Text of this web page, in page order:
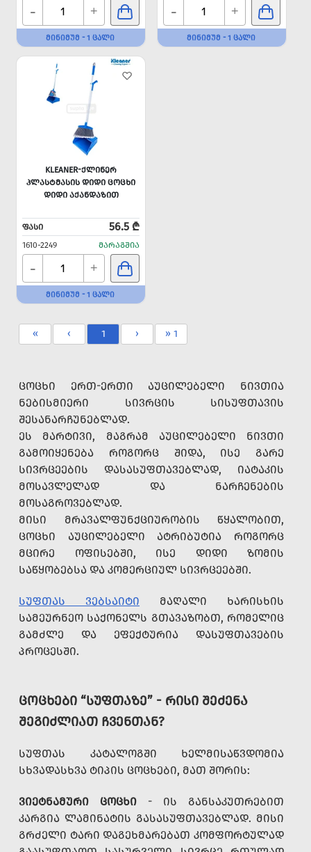
- +
ᲛᲘᲜᲘᲛᲣᲛ - 1 ᲪᲐᲚᲘ
- +
ᲛᲘᲜᲘᲛᲣᲛ - 1 ᲪᲐᲚᲘ
KLEANER-ᲥᲚᲘᲜᲔᲠ
ᲞᲚᲐᲡᲢᲛᲐᲡᲘᲡ ᲓᲘᲓᲘ ᲪᲝᲪᲮᲘ
ᲓᲘᲓᲘ ᲐᲥᲐᲜᲓᲐᲖᲘᲗ
ᲤᲐᲡᲘ 56.5 ₾
1610-2249 ᲛᲐᲠᲐᲒᲨᲘᲐ
- +
ᲛᲘᲜᲘᲛᲣᲛ - 1 ᲪᲐᲚᲘ
« ‹ 1 › » 1
ᲪᲝᲪᲮᲘ ᲔᲠᲗ-ᲔᲠᲗᲘ ᲐᲣᲪᲘᲚᲔᲑᲔᲚᲘ ᲜᲘᲕᲗᲘᲐ
ᲜᲔᲑᲘᲡᲛᲘᲔᲠᲘ ᲡᲘᲕᲠᲪᲘᲡ ᲡᲘᲡᲣᲤᲗᲐᲕᲘᲡ
ᲨᲔᲡᲐᲜᲐᲠᲩᲣᲜᲔᲑᲚᲐᲓ.
ᲔᲡ ᲛᲐᲠᲢᲘᲕᲘ, ᲛᲐᲒᲠᲐᲛ ᲐᲣᲪᲘᲚᲔᲑᲔᲚᲘ ᲜᲘᲕᲗᲘ
ᲒᲐᲛᲝᲘᲧᲔᲜᲔᲑᲐ ᲠᲝᲒᲝᲠᲪ ᲨᲘᲓᲐ, ᲘᲡᲔ ᲒᲐᲠᲔ
ᲡᲘᲕᲠᲪᲔᲔᲑᲘᲡ ᲓᲐᲡᲐᲡᲣᲤᲗᲐᲕᲔᲑᲚᲐᲓ, ᲘᲐᲢᲐᲙᲘᲡ
ᲛᲝᲡᲐᲕᲚᲔᲚᲐᲓ ᲓᲐ ᲜᲐᲠᲩᲔᲜᲔᲑᲘᲡ
ᲛᲝᲡᲐᲒᲠᲝᲕᲔᲑᲚᲐᲓ.
ᲛᲘᲡᲘ ᲛᲠᲐᲕᲐᲚᲤᲣᲜᲥᲪᲘᲣᲠᲝᲑᲘᲡ ᲬᲧᲐᲚᲝᲑᲘᲗ,
ᲪᲝᲪᲮᲘ ᲐᲣᲪᲘᲚᲔᲑᲔᲚᲘ ᲐᲢᲠᲘᲑᲣᲢᲘᲐ ᲠᲝᲒᲝᲠᲪ
ᲛᲪᲘᲠᲔ ᲝᲤᲘᲡᲔᲑᲨᲘ, ᲘᲡᲔ ᲓᲘᲓᲘ ᲖᲝᲛᲘᲡ
ᲡᲐᲬᲧᲝᲑᲔᲑᲡᲐ ᲓᲐ ᲙᲝᲛᲔᲠᲪᲘᲣᲚ ᲡᲘᲕᲠᲪᲔᲔᲑᲨᲘ.
ᲡᲣᲤᲗᲐᲡ ᲕᲔᲑᲡᲐᲘᲢᲘ ᲛᲐᲦᲐᲚᲘ ᲮᲐᲠᲘᲡᲮᲘᲡ
ᲡᲐᲛᲔᲣᲠᲜᲔᲝ ᲡᲐᲥᲝᲜᲔᲚᲡ ᲒᲗᲐᲕᲐᲖᲝᲑᲗ, ᲠᲝᲛᲔᲚᲘᲪ
ᲒᲐᲛᲫᲚᲔ ᲓᲐ ᲔᲤᲔᲥᲢᲣᲠᲘᲐ ᲓᲐᲡᲣᲤᲗᲐᲕᲔᲑᲘᲡ
ᲞᲠᲝᲪᲔᲡᲨᲘ.
ᲪᲝᲪᲮᲔᲑᲘ “ᲡᲣᲤᲗᲐᲖᲔ” - ᲠᲘᲡᲘ ᲨᲔᲫᲔᲜᲐ
ᲨᲔᲒᲘᲫᲚᲘᲐᲗ ᲩᲕᲔᲜᲗᲐᲜ?
ᲡᲣᲤᲗᲐᲡ ᲙᲐᲢᲐᲚᲝᲒᲨᲘ ᲮᲔᲚᲛᲘᲡᲐᲬᲕᲓᲝᲛᲘᲐ
ᲡᲮᲕᲐᲓᲐᲡᲮᲕᲐ ᲢᲘᲞᲘᲡ ᲪᲝᲪᲮᲔᲑᲘ, ᲛᲐᲗ ᲨᲝᲠᲘᲡ:
ᲕᲘᲔᲢᲜᲐᲛᲣᲠᲘ ᲪᲝᲪᲮᲘ - ᲘᲡ ᲒᲐᲜᲡᲐᲙᲣᲗᲠᲔᲑᲘᲗ
ᲙᲐᲠᲒᲘᲐ ᲚᲐᲛᲘᲜᲐᲢᲘᲡ ᲒᲐᲡᲐᲡᲣᲤᲗᲐᲕᲔᲑᲚᲐᲓ. ᲛᲘᲡᲘ
ᲒᲠᲫᲔᲚᲘ ᲢᲐᲠᲘ ᲓᲐᲒᲔᲮᲛᲐᲠᲔᲑᲐᲗ ᲙᲝᲛᲤᲝᲠᲢᲣᲚᲐᲓ